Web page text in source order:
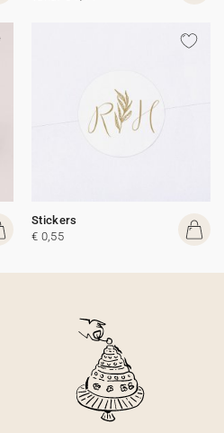
Stickers
€ 0,55